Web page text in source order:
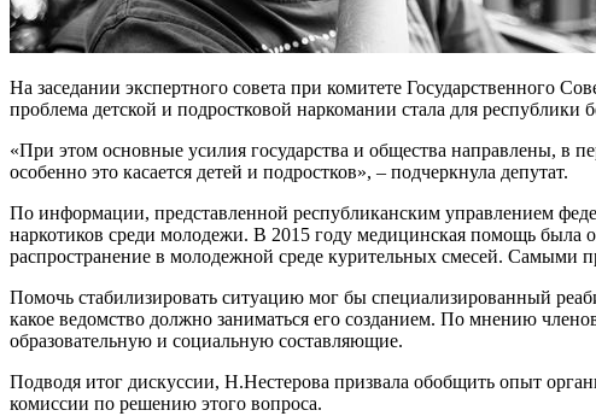
На заседании экспертного совета при комитете Государственного
проблема детской и подростковой наркомании стала для республики
«При этом основные усилия государства и общества направлены, в
особенно это касается детей и подростков», – подчеркнула депутат.
По информации, представленной республиканским управлением
наркотиков среди молодежи. В 2015 году медицинская помощь была
распространение в молодежной среде курительных смесей.
Помочь стабилизировать ситуацию мог бы специализированный
какое ведомство должно заниматься его созданием. По мнению
образовательную и социальную составляющие.
Подводя итог дискуссии, Н.Нестерова призвала обобщить опыт
комиссии по решению этого вопроса.